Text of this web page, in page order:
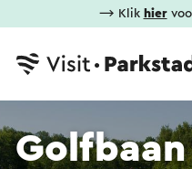
⟶ Klik hier
Golfbaan